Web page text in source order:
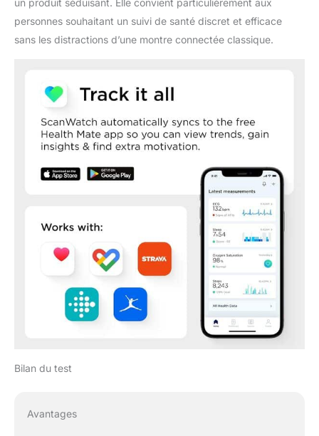
métal et PET
un produit séduisant. Elle convient particulièrement aux
personnes souhaitant un suivi de santé discret et efficace
sans les distractions d’une montre connectée classique.
Bilan du test
Avantages